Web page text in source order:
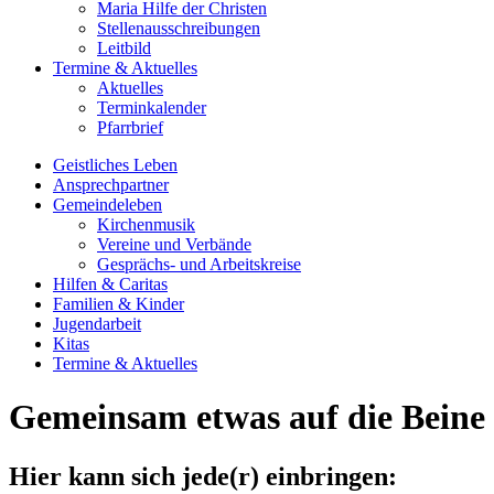
Maria Hilfe der Christen
Stellenausschreibungen
Leitbild
Termine & Aktuelles
Aktuelles
Terminkalender
Pfarrbrief
Geistliches Leben
Ansprech­partner
Gemeinde­leben
Kirchenmusik
Vereine und Verbände
Gesprächs- und Arbeitskreise
Hilfen & Caritas
Familien & Kinder
Jugend­arbeit
Kitas
Termine & Aktuelles
Gemeinsam etwas auf die
Hier kann sich jede(r) einbringen: